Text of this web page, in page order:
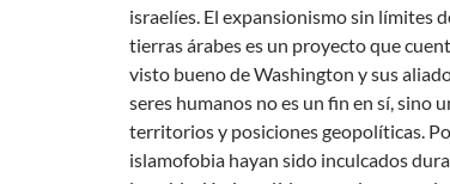
israelíes. El expansionismo sin límites
tierras árabes es un proyecto que
visto bueno de Washington y sus
seres humanos no es un fin en sí, sino
territorios y posiciones geopolíticas.
islamofobia hayan sido inculcados